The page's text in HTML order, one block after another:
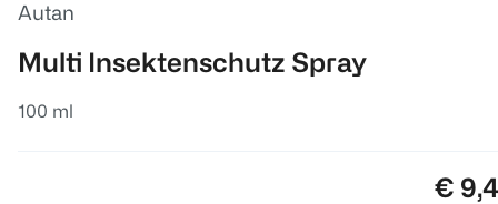
Autan
Multi Insektenschutz Spray
100 ml
€